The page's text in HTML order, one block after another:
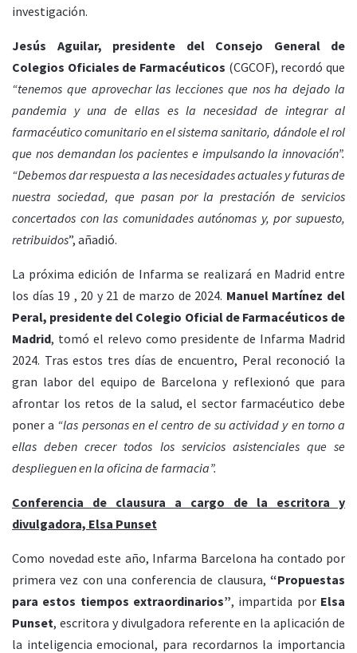
investigación.
Jesús Aguilar, presidente del Consejo General de
Colegios Oficiales de Farmacéuticos (CGCOF), recordó que
“tenemos que aprovechar las lecciones que nos ha dejado la
pandemia y una de ellas es la necesidad de integrar al
farmacéutico comunitario en el sistema sanitario, dándole el rol
que nos demandan los pacientes e impulsando la innovación”.
“Debemos dar respuesta a las necesidades actuales y futuras de
nuestra sociedad, que pasan por la prestación de servicios
concertados con las comunidades autónomas y, por supuesto,
retribuidos”, añadió.
La próxima edición de Infarma se realizará en Madrid entre
los días 19 , 20 y 21 de marzo de 2024. Manuel Martínez del
Peral, presidente del Colegio Oficial de Farmacéuticos de
Madrid, tomó el relevo como presidente de Infarma Madrid
2024. Tras estos tres días de encuentro, Peral reconoció la
gran labor del equipo de Barcelona y reflexionó que para
afrontar los retos de la salud, el sector farmacéutico debe
poner a “las personas en el centro de su actividad y en torno a
ellas deben crecer todos los servicios asistenciales que se
desplieguen en la oficina de farmacia”.
Conferencia de clausura a cargo de la escritora y
divulgadora, Elsa Punset
Como novedad este año, Infarma Barcelona ha contado por
primera vez con una conferencia de clausura, “Propuestas
para estos tiempos extraordinarios”, impartida por Elsa
Punset, escritora y divulgadora referente en la aplicación de
la inteligencia emocional, para recordarnos la importancia